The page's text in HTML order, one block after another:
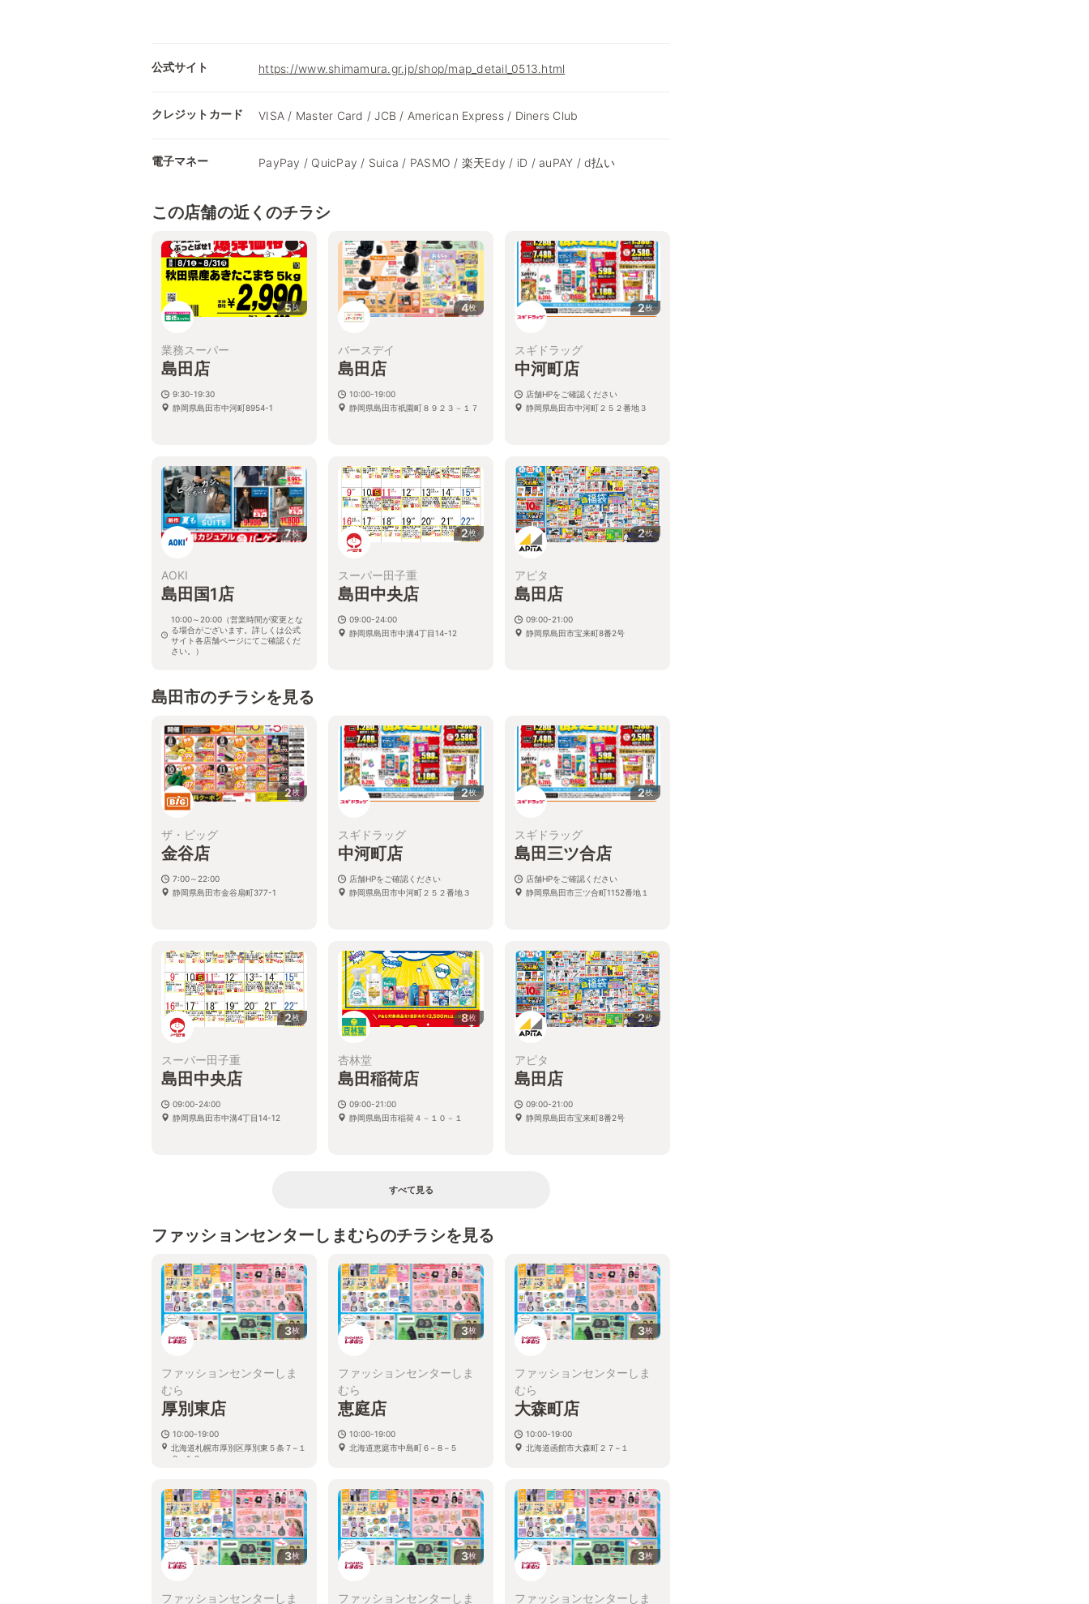
公式サイト https://www.shimamura.gr.jp/shop/map_detail_0513.html
クレジットカード VISA / Master Card / JCB / American Express / Diners Club
電子マネー PayPay / QuicPay / Suica / PASMO / 楽天Edy / iD / auPAY / d払い
この店舗の近くのチラシ
5枚
業務スーパー
島田店
9:30-19:30
静岡県島田市中河町8954-1
4枚
バースデイ
島田店
10:00-19:00
静岡県島田市祇園町８９２３－１７
2枚
スギドラッグ
中河町店
店舗HPをご確認ください
静岡県島田市中河町２５２番地３
7枚
AOKI
島田国1店
10:00～20:00（営業時間が変更とな
る場合がございます。詳しくは公式
サイト各店舗ページにてご確認くだ
さい。）
2枚
スーパー田子重
島田中央店
09:00-24:00
静岡県島田市中溝4丁目14-12
2枚
アピタ
島田店
09:00-21:00
静岡県島田市宝来町8番2号
島田市のチラシを見る
2枚
ザ・ビッグ
金谷店
7:00～22:00
静岡県島田市金谷扇町377-1
2枚
スギドラッグ
中河町店
店舗HPをご確認ください
静岡県島田市中河町２５２番地３
2枚
スギドラッグ
島田三ツ合店
店舗HPをご確認ください
静岡県島田市三ツ合町1152番地１
2枚
スーパー田子重
島田中央店
09:00-24:00
静岡県島田市中溝4丁目14-12
8枚
杏林堂
島田稲荷店
09:00-21:00
静岡県島田市稲荷４－１０－１
2枚
アピタ
島田店
09:00-21:00
静岡県島田市宝来町8番2号
すべて見る
ファッションセンターしまむらのチラシを見る
3枚
ファッションセンターしま
むら
厚別東店
10:00-19:00
北海道札幌市厚別区厚別東５条７−１
２−１０
3枚
ファッションセンターしま
むら
恵庭店
10:00-19:00
北海道恵庭市中島町６−８−５
3枚
ファッションセンターしま
むら
大森町店
10:00-19:00
北海道函館市大森町２７−１
3枚
ファッションセンターしま
3枚
ファッションセンターしま
3枚
ファッションセンターしま